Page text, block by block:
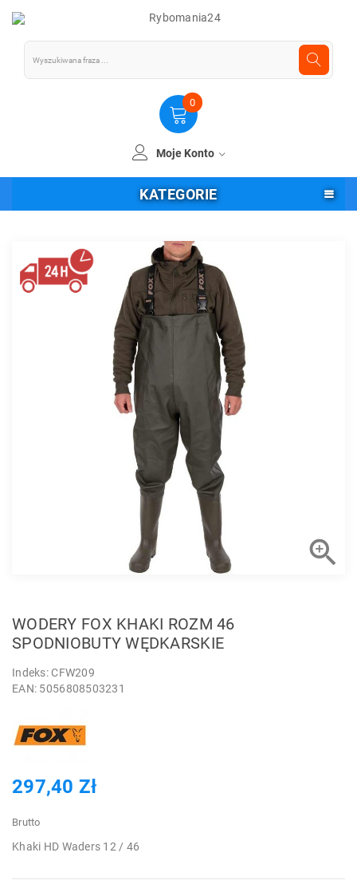
0
Moje Konto
KATEGORIE

WODERY FOX KHAKI ROZM 46
SPODNIOBUTY WĘDKARSKIE
Indeks: CFW209
EAN: 5056808503231
297,40 Zł
Brutto
Khaki HD Waders 12 / 46